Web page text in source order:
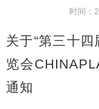
时间：
关于“第三十
览会
通知